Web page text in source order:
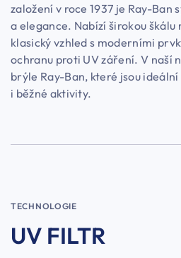
založení v roce 1937 je Ray-Ban
a elegance. Nabízí širokou
klasický vzhled s moderními
ochranu proti UV záření. V naší
brýle Ray-Ban, které jsou
i běžné aktivity.
TECHNOLOGIE
UV FILTR